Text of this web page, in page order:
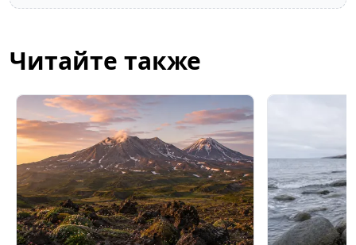
Читайте также